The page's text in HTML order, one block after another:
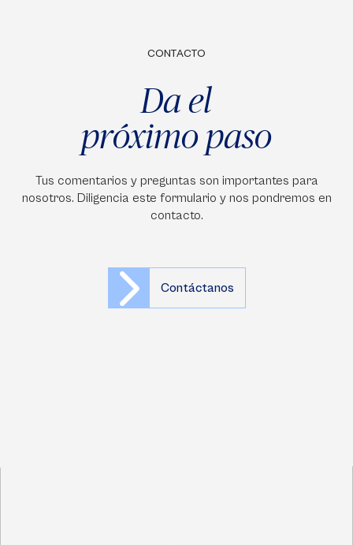
CONTACTO
Da el
próximo paso
Tus comentarios y preguntas son importantes para
nosotros. Diligencia este formulario y nos pondremos en
contacto.
Contáctanos